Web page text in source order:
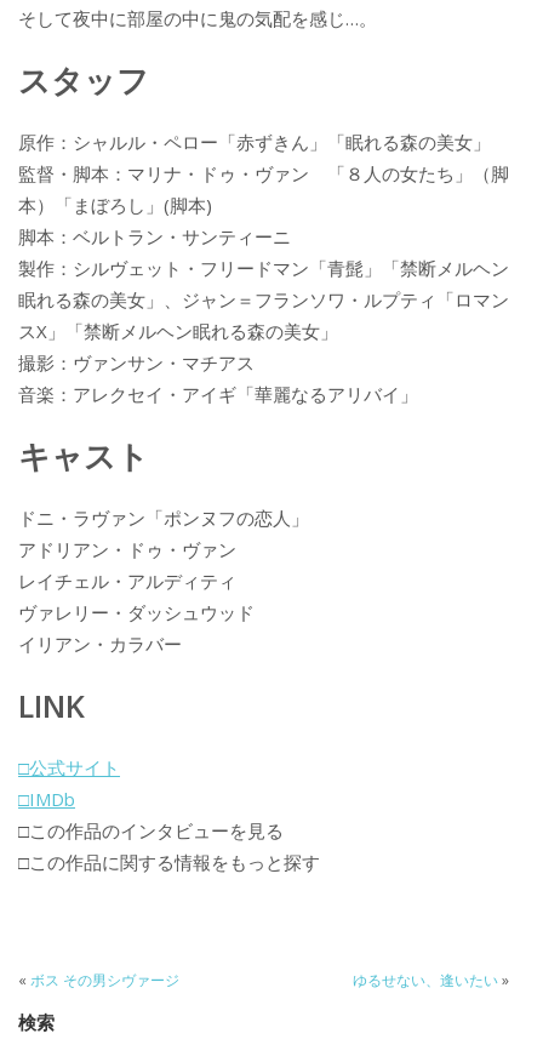
そして夜中に部屋の中に鬼の気配を感じ…。
スタッフ
原作：シャルル・ペロー「赤ずきん」「眠れる森の美女」
監督・脚本：マリナ・ドゥ・ヴァン 「８人の女たち」（脚
本）「まぼろし」(脚本)
脚本：ベルトラン・サンティーニ
製作：シルヴェット・フリードマン「青髭」「禁断メルヘン
眠れる森の美女」、ジャン＝フランソワ・ルプティ「ロマン
スX」「禁断メルヘン眠れる森の美女」
撮影：ヴァンサン・マチアス
音楽：アレクセイ・アイギ「華麗なるアリバイ」
キャスト
ドニ・ラヴァン「ポンヌフの恋人」
アドリアン・ドゥ・ヴァン
レイチェル・アルディティ
ヴァレリー・ダッシュウッド
イリアン・カラバー
LINK
□公式サイト
□IMDb
□この作品のインタビューを見る
□この作品に関する情報をもっと探す
« ボス その男シヴァージ ゆるせない、逢いたい»
検索